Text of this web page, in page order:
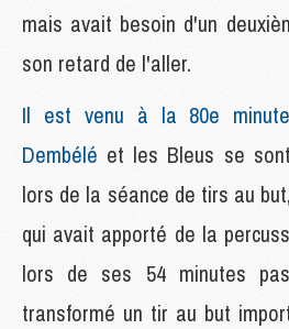
mais avait besoin d'un
son retard de l'aller.
Il est venu à la 80e
Dembélé et les Bleus se
lors de la séance de tirs au
qui avait apporté de la
lors de ses 54 minutes
transformé un tir au but